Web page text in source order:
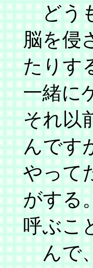
どうも
脳を侵
たりす
一緒に
それ以
んです
やって
がする
呼ぶこ
んで、